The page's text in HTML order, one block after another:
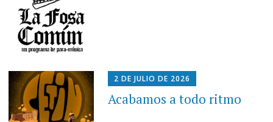
2 DE JULIO DE 2026
Acabamos a todo ritmo